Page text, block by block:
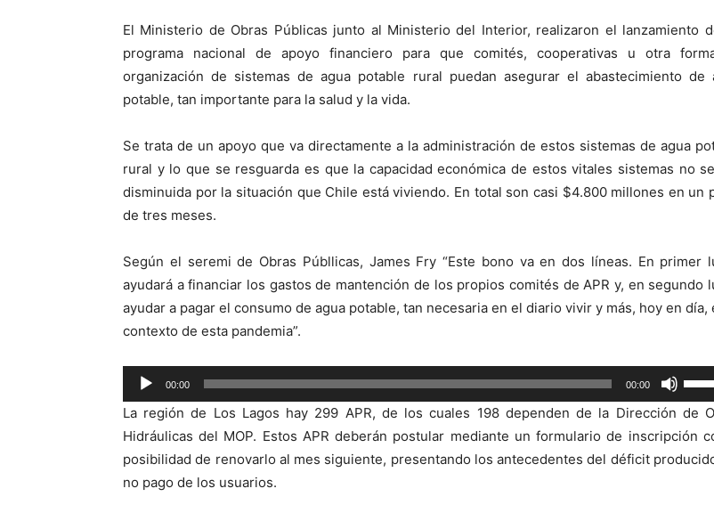
El Ministerio de Obras Públicas junto al Ministerio del Interior, realizaron el lanzamiento
programa nacional de apoyo financiero para que comités, cooperativas u otra
organización de sistemas de agua potable rural puedan asegurar el abastecimiento de
potable, tan importante para la salud y la vida.
Se trata de un apoyo que va directamente a la administración de estos sistemas de agua
rural y lo que se resguarda es que la capacidad económica de estos vitales sistemas no
disminuida por la situación que Chile está viviendo. En total son casi $4.800 millones en un
de tres meses.
Según el seremi de Obras Públlicas, James Fry “Este bono va en dos líneas. En primer
ayudará a financiar los gastos de mantención de los propios comités de APR y, en segundo
ayudar a pagar el consumo de agua potable, tan necesaria en el diario vivir y más, hoy en día,
contexto de esta pandemia”.
Reproductor
de
audio
00:00 00:00
las
de
La región de Los Lagos hay 299 APR, de los cuales 198 dependen de la Dirección de
Hidráulicas del MOP. Estos APR deberán postular mediante un formulario de inscripción
posibilidad de renovarlo al mes siguiente, presentando los antecedentes del déficit
no pago de los usuarios.